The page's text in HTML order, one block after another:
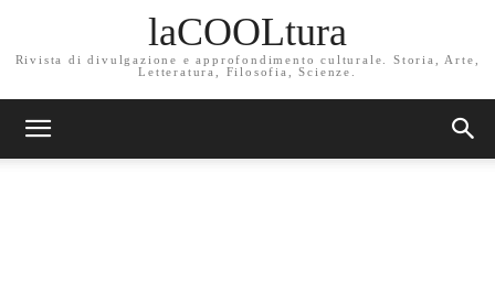
laCOOLtura
Rivista di divulgazione e approfondimento culturale. Storia, Arte,
Letteratura, Filosofia, Scienze.